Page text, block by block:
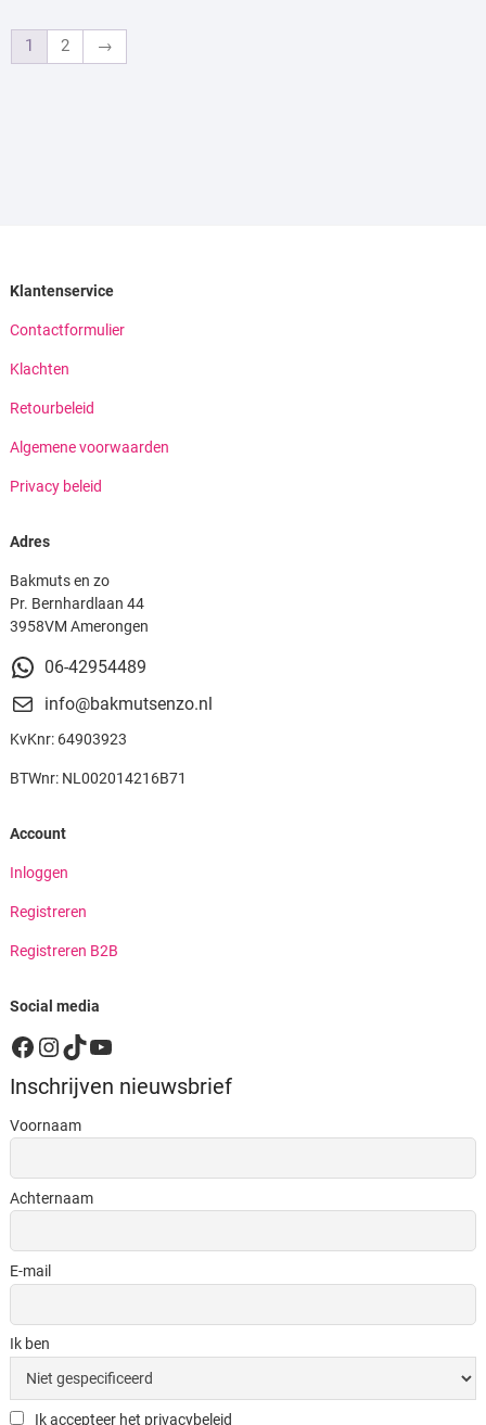
1 2 →
Klantenservice
Contactformulier
Klachten
Retourbeleid
Algemene voorwaarden
Privacy beleid
Adres
Bakmuts en zo
Pr. Bernhardlaan 44
3958VM Amerongen
06-42954489
info@bakmutsenzo.nl
KvKnr: 64903923
BTWnr: NL002014216B71
Account
Inloggen
Registreren
Registreren B2B
Social media
Facebook
Instagram
TikTok
YouTube
Inschrijven nieuwsbrief
Voornaam
Achternaam
E-mail
Ik ben
Ik accepteer het privacybeleid